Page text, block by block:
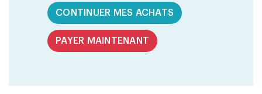
CONTINUER MES ACHATS
PAYER MAINTENANT